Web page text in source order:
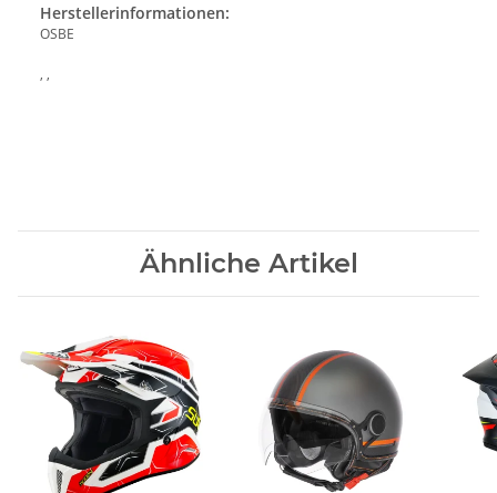
Herstellerinformationen:
OSBE
, ,
Ähnliche Artikel